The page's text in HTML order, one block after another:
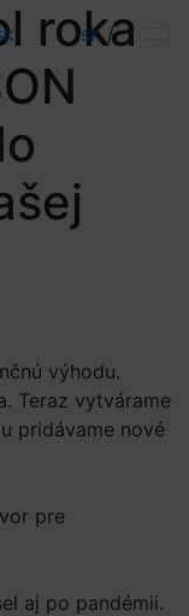
sk/
roka
výhodu.
Teraz vytvárame
pridávame nové
pre
aj po pandémii.